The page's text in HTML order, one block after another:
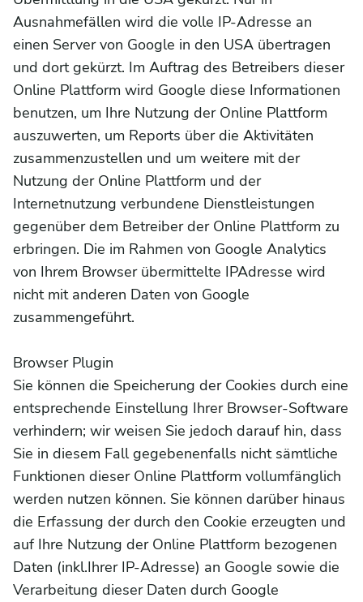
Ausnahmefällen wird die volle IP-Adresse an
einen Server von Google in den USA übertragen
und dort gekürzt. Im Auftrag des Betreibers dieser
Online Plattform wird Google diese Informationen
benutzen, um Ihre Nutzung der Online Plattform
auszuwerten, um Reports über die Aktivitäten
zusammenzustellen und um weitere mit der
Nutzung der Online Plattform und der
Internetnutzung verbundene Dienstleistungen
gegenüber dem Betreiber der Online Plattform zu
erbringen. Die im Rahmen von Google Analytics
von Ihrem Browser übermittelte IPAdresse wird
nicht mit anderen Daten von Google
zusammengeführt.
Browser Plugin
Sie können die Speicherung der Cookies durch eine
entsprechende Einstellung Ihrer Browser-Software
verhindern; wir weisen Sie jedoch darauf hin, dass
Sie in diesem Fall gegebenenfalls nicht sämtliche
Funktionen dieser Online Plattform vollumfänglich
werden nutzen können. Sie können darüber hinaus
die Erfassung der durch den Cookie erzeugten und
auf Ihre Nutzung der Online Plattform bezogenen
Daten (inkl.Ihrer IP-Adresse) an Google sowie die
Verarbeitung dieser Daten durch Google